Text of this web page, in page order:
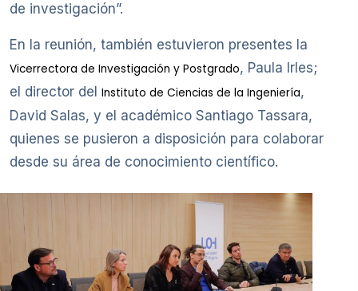
de investigación”.
En la reunión, también estuvieron presentes la
Vicerrectora de Investigación y Postgrado, Paula Irles;
el director del Instituto de Ciencias de la Ingeniería,
David Salas, y el académico Santiago Tassara,
quienes se pusieron a disposición para colaborar
desde su área de conocimiento científico.